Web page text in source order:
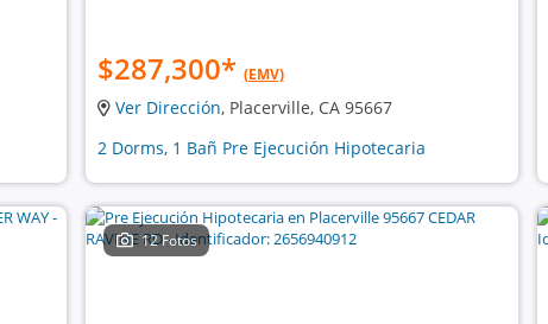
$287,300* (EMV)
Ver Dirección, Placerville, CA 95667
2 Dorms, 1 Bañ Pre Ejecución Hipotecaria
12 Fotos